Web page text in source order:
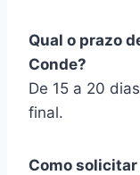
Qual o prazo
Conde?
De 15 a 20
final.
Como